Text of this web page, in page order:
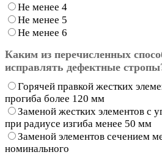
Не менее 4
Не менее 5
Не менее 6
Каким из перечисленных
исправлять дефектные
Горячей правкой жестких
прогиба более 120 мм
Заменой жестких элементов с
при радиусе изгиба менее 50 мм
Заменой элементов сечением
номинального